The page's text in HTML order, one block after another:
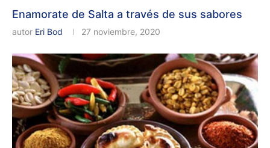
Enamorate de Salta a través de sus sabores
autor Eri Bod 27 noviembre, 2020